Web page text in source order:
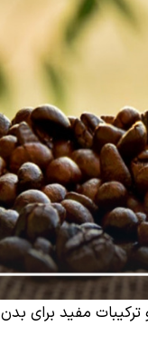
مفید برای بدن